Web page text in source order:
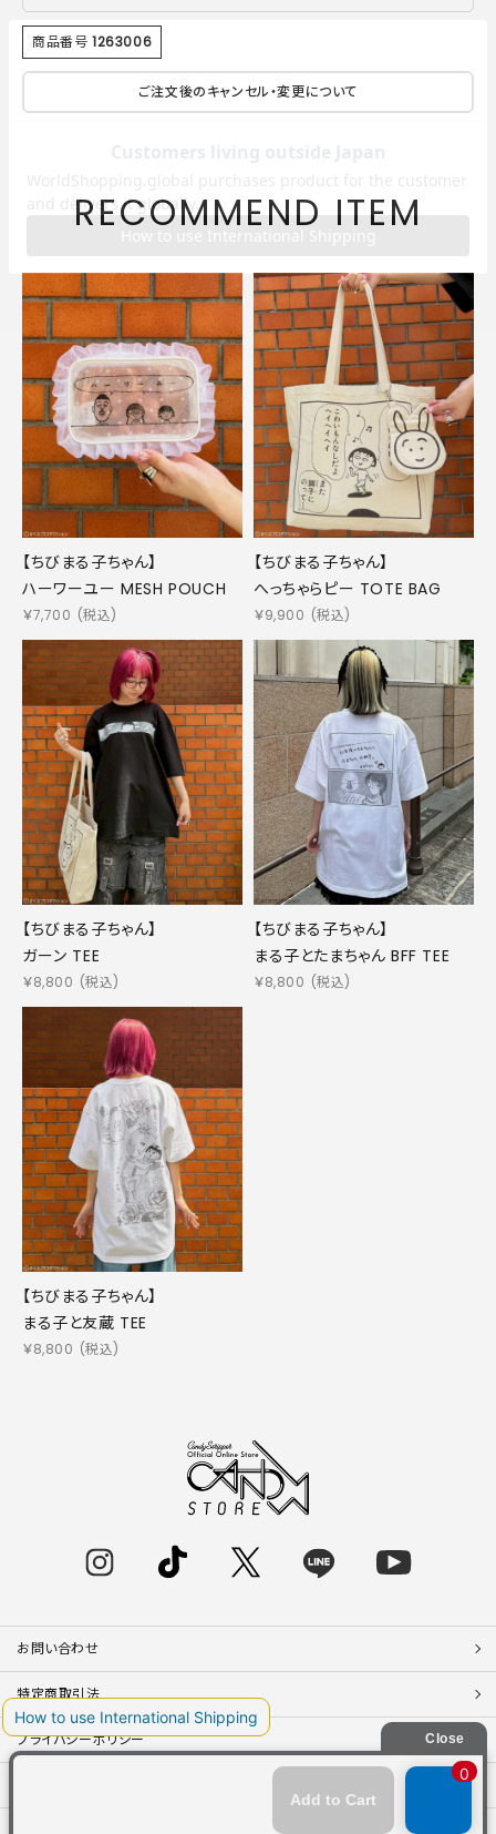
商品番号 1263006
ご注文後のキャンセル・変更について
RECOMMEND ITEM
【ちびまる子ちゃん】
ハーワーユー MESH POUCH
￥7,700 (税込)
【ちびまる子ちゃん】
へっちゃらピー TOTE BAG
￥9,900 (税込)
【ちびまる子ちゃん】
ガーン TEE
￥8,800 (税込)
【ちびまる子ちゃん】
まる子とたまちゃん BFF TEE
￥8,800 (税込)
【ちびまる子ちゃん】
まる子と友蔵 TEE
￥8,800 (税込)
お問い合わせ
特定商取引法
プライバシーポリシー